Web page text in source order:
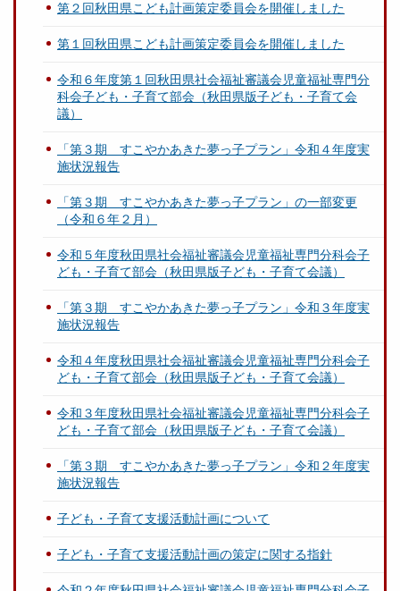
第２回秋田県こども計画策定委員会を開催しました
第１回秋田県こども計画策定委員会を開催しました
令和６年度第１回秋田県社会福祉審議会児童福祉専門分
科会子ども・子育て部会（秋田県版子ども・子育て会
議）
「第３期 すこやかあきた夢っ子プラン」令和４年度実
施状況報告
「第３期 すこやかあきた夢っ子プラン」の一部変更
（令和６年２月）
令和５年度秋田県社会福祉審議会児童福祉専門分科会子
ども・子育て部会（秋田県版子ども・子育て会議）
「第３期 すこやかあきた夢っ子プラン」令和３年度実
施状況報告
令和４年度秋田県社会福祉審議会児童福祉専門分科会子
ども・子育て部会（秋田県版子ども・子育て会議）
令和３年度秋田県社会福祉審議会児童福祉専門分科会子
ども・子育て部会（秋田県版子ども・子育て会議）
「第３期 すこやかあきた夢っ子プラン」令和２年度実
施状況報告
子ども・子育て支援活動計画について
子ども・子育て支援活動計画の策定に関する指針